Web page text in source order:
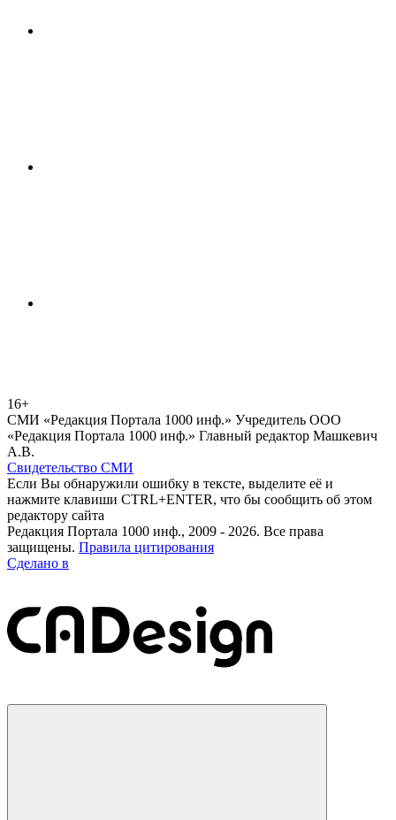
16+
СМИ «Редакция Портала 1000 инф.» Учредитель ООО
«Редакция Портала 1000 инф.» Главный редактор Машкевич
А.В.
Свидетельство СМИ
Если Вы обнаружили ошибку в тексте, выделите её и
нажмите клавиши CTRL+ENTER, что бы сообщить об этом
редактору сайта
Редакция Портала 1000 инф., 2009 - 2026. Все права
защищены. Правила цитирования
Сделано в